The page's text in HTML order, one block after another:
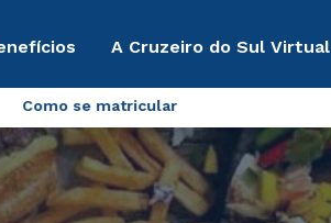
A Cruzeiro do Sul Virtual
Como se matricular